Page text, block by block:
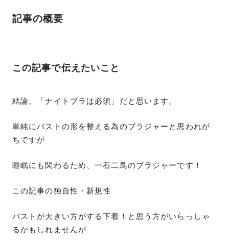
記事の概要
この記事で伝えたいこと
結論、「ナイトブラは必須」だと思います。
単純にバストの形を整える為のブラジャーと思われが
ちですが
睡眠にも関わるため、一石二鳥のブラジャーです！
この記事の独自性・新規性
バストが大きい方がする下着！と思う方がいらっしゃ
るかもしれませんが